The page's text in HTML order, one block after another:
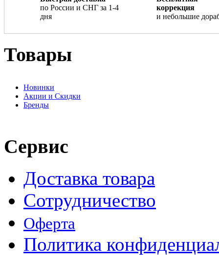
по России и СНГ за 1-4
дня
коррекция
и небольшие
Товары
Новинки
Акции и Скидки
Бренды
Сервис
Доставка товара
Сотрудничество
Оферта
Политика